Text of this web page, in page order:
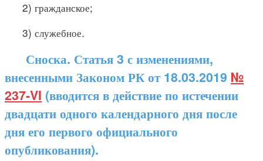
2) гражданское;
3) служебное.
Сноска. Статья 3 с изменениями,
внесенными Законом РК от 18.03.2019 №
237-VI (вводится в действие по истечении
двадцати одного календарного дня после
дня его первого официального
опубликования).